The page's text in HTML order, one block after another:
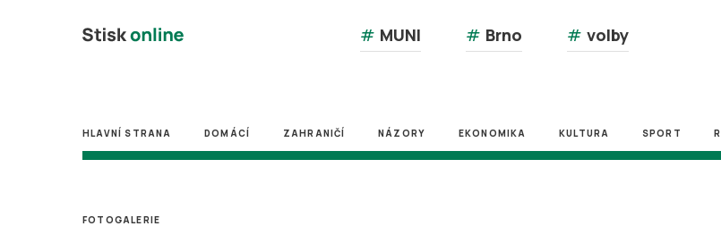
# MUNI # Brno # volby
HLAVNÍ STRANA DOMÁCÍ ZAHRANIČÍ NÁZORY EKONOMIKA KULTURA SPORT
FOTOGALERIE